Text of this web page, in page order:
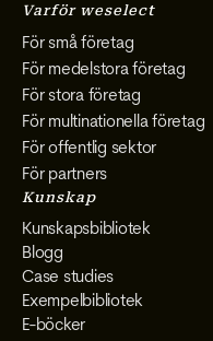
Varför weselect
För små företag
För medelstora företag
För stora företag
För multinationella företag
För offentlig sektor
För partners
Kunskap
Kunskapsbibliotek
Blogg
Case studies
Exempelbibliotek
E-böcker